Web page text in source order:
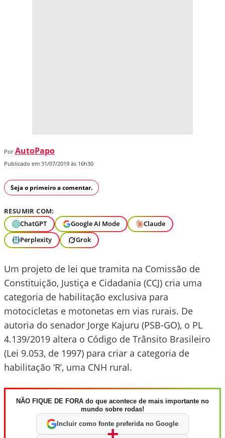
Por AutoPapo
Publicado em 31/07/2019 às 16h30
Seja o primeiro a comentar.
RESUMIR COM:
ChatGPT
Google AI Mode
Claude
Perplexity
Grok
Um projeto de lei que tramita na Comissão de
Constituição, Justiça e Cidadania (CCJ) cria uma
categoria de habilitação exclusiva para
motocicletas e motonetas em vias rurais. De
autoria do senador Jorge Kajuru (PSB-GO), o PL
4.139/2019 altera o Código de Trânsito Brasileiro
(Lei 9.053, de 1997) para criar a categoria de
habilitação ‘R’, uma CNH rural.
NÃO FIQUE DE FORA do que acontece de mais importante no
mundo sobre rodas!
Incluir como fonte preferida no Google
+